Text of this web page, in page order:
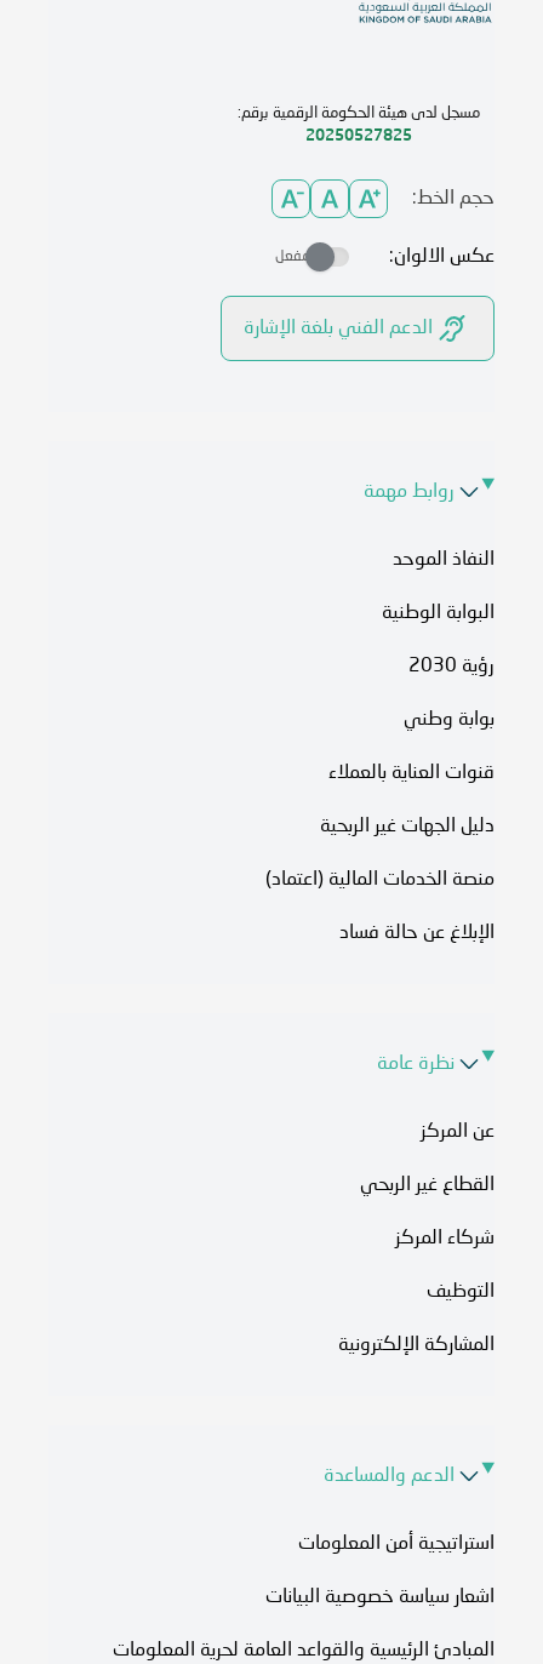
مسجل لدى هيئة الحكومة الرقمية برقم:
20250527825
حجم الخط:
عكس الالوان: مفعل
الدعم الفني بلغة الإشارة
روابط مهمة
النفاذ الموحد
البوابة الوطنية
رؤية 2030
بوابة وطني
قنوات العناية بالعملاء
دليل الجهات غير الربحية
منصة الخدمات المالية (اعتماد)
الإبلاغ عن حالة فساد
نظرة عامة
عن المركز
القطاع غير الربحي
شركاء المركز
التوظيف
المشاركة الإلكترونية
الدعم والمساعدة
استراتيجية أمن المعلومات
اشعار سياسة خصوصية البيانات
المبادئ الرئيسية والقواعد العامة لحرية المعلومات